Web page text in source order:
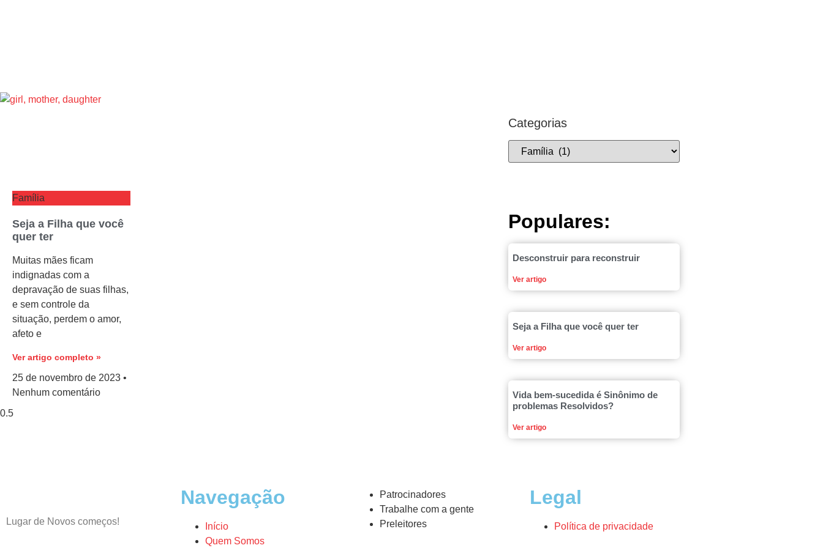
Família
Seja a Filha que você
quer ter
Muitas mães ficam
indignadas com a
depravação de suas filhas,
e sem controle da
situação, perdem o amor,
afeto e
Ver artigo completo »
25 de novembro de 2023
Nenhum comentário
Categorias
Populares:
Desconstruir para reconstruir
Ver artigo
Seja a Filha que você quer ter
Ver artigo
Vida bem-sucedida é Sinônimo de
problemas Resolvidos?
Ver artigo
Lugar de Novos começos!
Navegação
Início
Quem Somos
Patrocinadores
Trabalhe com a gente
Preleitores
Legal
Política de privacidade